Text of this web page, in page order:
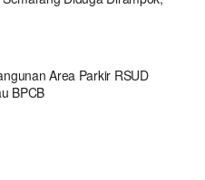
Area Parkir RSUD
BPCB